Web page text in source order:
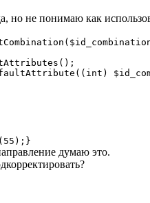
но не понимаю как
думаю это.